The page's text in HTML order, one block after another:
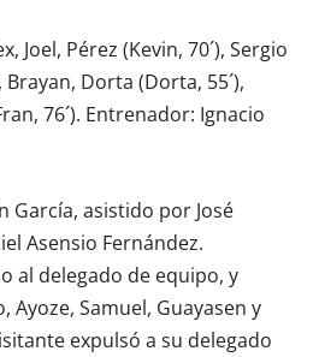
Joel, Pérez (Kevin, 70´), Sergio
Brayan, Dorta (Dorta, 55´),
76´). Entrenador: Ignacio
García, asistido por José
Asensio Fernández.
al delegado de equipo, y
Ayoze, Samuel, Guayasen y
expulsó a su delegado